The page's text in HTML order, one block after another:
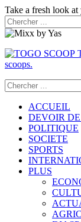
Take a fresh look
scoops.
ACCUEIL
DEVOIR
POLITIQUE
SOCIETE
SPORTS
PLUS